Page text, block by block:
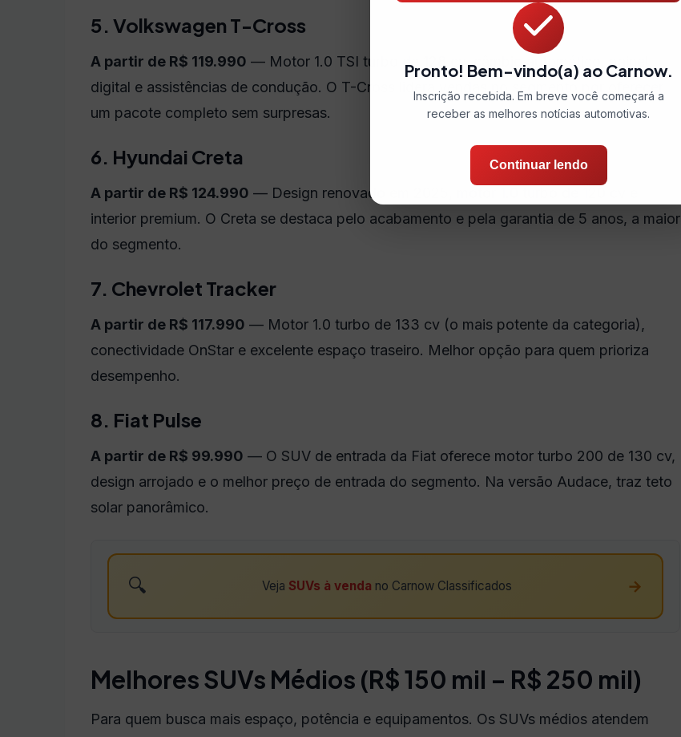
5. Volkswagen T-Cross
A partir de R$ 119.990 — Motor 1.0 TSI turbo de 128 cv, câmbio automático, painel
digital e assistências de condução. O T-Cross lidera vendas no segmento por oferecer
um pacote completo sem surpresas.
6. Hyundai Creta
A partir de R$ 124.990 — Design renovado em 2025, motor 1.0 turbo de 120 cv e
interior premium. O Creta se destaca pelo acabamento e pela garantia de 5 anos, a maior
do segmento.
7. Chevrolet Tracker
A partir de R$ 117.990 — Motor 1.0 turbo de 133 cv (o mais potente da categoria),
conectividade OnStar e excelente espaço traseiro. Melhor opção para quem prioriza
desempenho.
8. Fiat Pulse
A partir de R$ 99.990 — O SUV de entrada da Fiat oferece motor turbo 200 de 130 cv,
design arrojado e o melhor preço de entrada do segmento. Na versão Audace, traz teto
solar panorâmico.
🔍 Veja SUVs à venda no Carnow Classificados →
Melhores SUVs Médios (R$ 150 mil – R$ 250 mil)
Para quem busca mais espaço, potência e equipamentos. Os SUVs médios atendem
Pronto! Bem-vindo(a) ao Carnow.
Inscrição recebida. Em breve você começará a
receber as melhores notícias automotivas.
Continuar lendo